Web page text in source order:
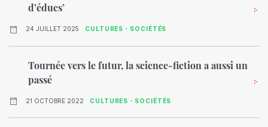
d’éducs’
24 JUILLET 2025 CULTURES・SOCIÉTÉS
Tournée vers le futur, la science-fiction a aussi un
passé
21 OCTOBRE 2022 CULTURES・SOCIÉTÉS